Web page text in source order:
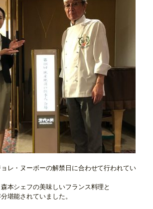
レ・ヌーボーの解禁日に合わせて行われてい
本シェフの美味しいフランス料理と
堪能されていました。